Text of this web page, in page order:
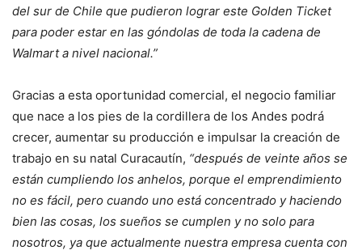
del sur de Chile que pudieron lograr este Golden Ticket
para poder estar en las góndolas de toda la cadena de
Walmart a nivel nacional.”
Gracias a esta oportunidad comercial, el negocio familiar
que nace a los pies de la cordillera de los Andes podrá
crecer, aumentar su producción e impulsar la creación de
trabajo en su natal Curacautín, “después de veinte años se
están cumpliendo los anhelos, porque el emprendimiento
no es fácil, pero cuando uno está concentrado y haciendo
bien las cosas, los sueños se cumplen y no solo para
nosotros, ya que actualmente nuestra empresa cuenta con